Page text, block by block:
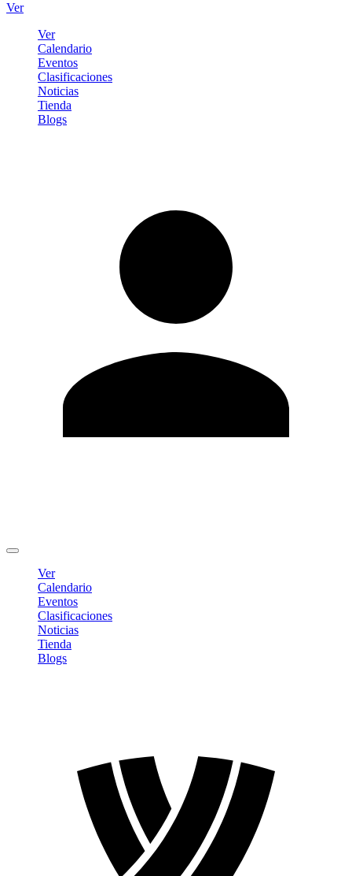
Ver
Ver
Calendario
Eventos
Clasificaciones
Noticias
Tienda
Blogs
Ver
Calendario
Eventos
Clasificaciones
Noticias
Tienda
Blogs